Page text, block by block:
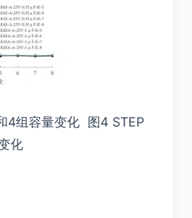
4组容量变化 图4 STEP
化